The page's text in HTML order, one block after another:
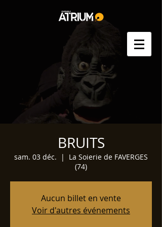
BRUITS
sam. 03 déc.
  |
La Soierie de FAVERGES
(74)
Aucun billet en vente
Voir d'autres événements